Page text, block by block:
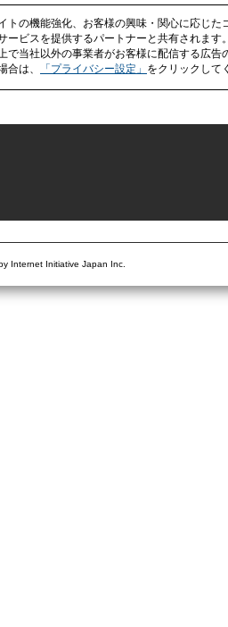
トの機能強化、お客様の興味・関心に応じ
ービスを提供するパートナーと共有されま
で当社以外の事業者がお客様に配信する広
合は、
「プライバシー設定」 をクリックして
Internet Initiative Japan Inc.